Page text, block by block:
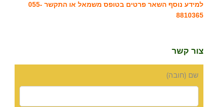
למידע נוסף השאר פרטים בטופס משמאל או התקשר 055-
8810365
צור קשר
שם (חובה)